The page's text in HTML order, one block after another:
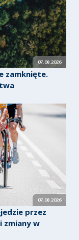
07.08.2026
zamknięte.
07.08.2026
przez
zmiany w